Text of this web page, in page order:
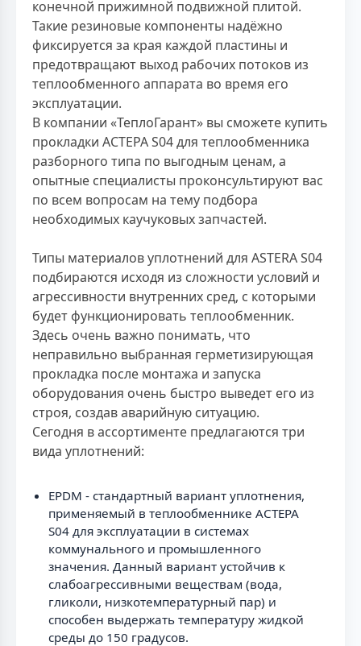
конечной прижимной подвижной плитой.
Такие резиновые компоненты надёжно
фиксируется за края каждой пластины и
предотвращают выход рабочих потоков из
теплообменного аппарата во время его
эксплуатации.
В компании «ТеплоГарант» вы сможете купить
прокладки АСТЕРА S04 для теплообменника
разборного типа по выгодным ценам, а
опытные специалисты проконсультируют вас
по всем вопросам на тему подбора
необходимых каучуковых запчастей.
Типы материалов уплотнений для ASTERA S04
подбираются исходя из сложности условий и
агрессивности внутренних сред, с которыми
будет функционировать теплообменник.
Здесь очень важно понимать, что
неправильно выбранная герметизирующая
прокладка после монтажа и запуска
оборудования очень быстро выведет его из
строя, создав аварийную ситуацию.
Сегодня в ассортименте предлагаются три
вида уплотнений:
EPDM - стандартный вариант уплотнения,
применяемый в теплообменнике АСТЕРА
S04 для эксплуатации в системах
коммунального и промышленного
значения. Данный вариант устойчив к
слабоагрессивными веществам (вода,
гликоли, низкотемпературный пар) и
способен выдержать температуру жидкой
среды до 150 градусов.